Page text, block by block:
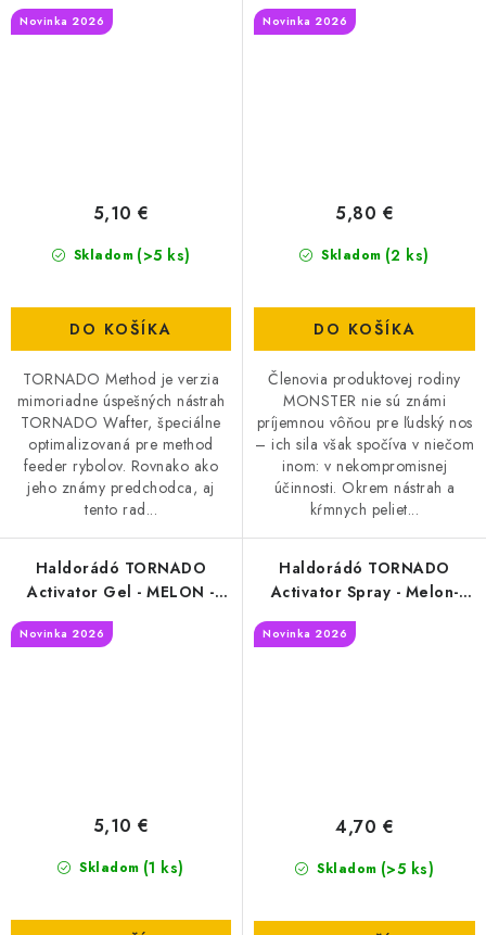
Novinka 2026
Skladom (>5 ks)
5,10 €
DO KOŠÍKA
TORNADO Method je verzia
mimoriadne úspešných nástrah
TORNADO Wafter, špeciálne
optimalizovaná pre method
feeder rybolov. Rovnako ako
jeho známy predchodca, aj
tento rad...
Novinka 2026
Skladom (2 ks)
5,80 €
DO KOŠÍKA
Členovia produktovej rodiny
MONSTER nie sú známi
príjemnou vôňou pre ľudský nos
– ich sila však spočíva v niečom
inom: v nekompromisnej
účinnosti. Okrem nástrah a
kŕmnych peliet...
Haldorádó TORNADO
Activator Gel - MELON -
Smoke
Novinka 2026
Skladom (1 ks)
5,10 €
Haldorádó TORNADO
Activator Spray - Melon-
smoke
Novinka 2026
Skladom (>5 ks)
4,70 €